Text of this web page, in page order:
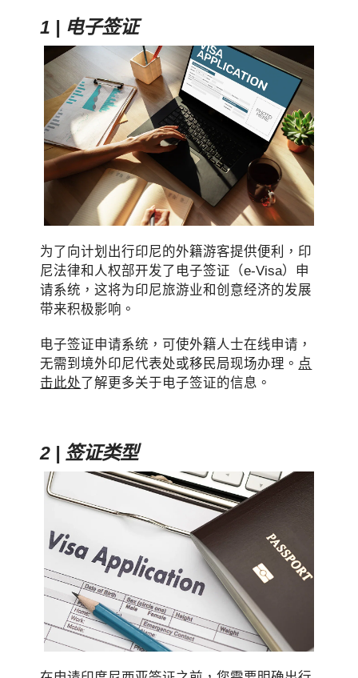
1 | 电子签证
为了向计划出行印尼的外籍游客提供便利，印
尼法律和人权部开发了电子签证（e-Visa）申
请系统，这将为印尼旅游业和创意经济的发展
带来积极影响。
电子签证申请系统，可使外籍人士在线申请，
无需到境外印尼代表处或移民局现场办理。 点
击此处了解更多关于电子签证的信息。
2 | 签证类型